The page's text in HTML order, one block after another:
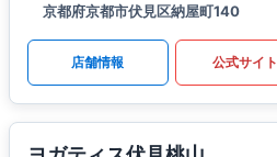
京都府京都市伏見区納屋町140
店舗情報 公式サイト